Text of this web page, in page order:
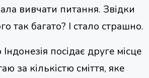
вивчати питання. Звідки
так багато? І стало страшно.
посідає друге місце
за кількістю сміття, яке